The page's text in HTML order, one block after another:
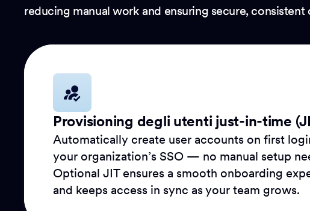
reducing manual work and ensuring secure,
Provisioning degli utenti just-in-time
Automatically create user accounts on first
your organization’s SSO — no manual setup
Optional JIT ensures a smooth onboarding
and keeps access in sync as your team grows.